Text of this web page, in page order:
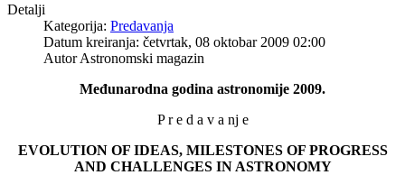
Detalji
Kategorija: Predavanja
Datum kreiranja: četvrtak, 08 oktobar 2009 02:00
Autor Astronomski magazin
Međunarodna godina astronomije 2009.
P r e d a v a nj e
EVOLUTION OF IDEAS, MILESTONES OF PROGRESS
AND CHALLENGES IN ASTRONOMY